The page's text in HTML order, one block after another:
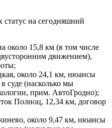
на сегодняшний
около 15,8 км (в том числе
движением),
около 24,1 км, нюансы
суде (насколько мы
прим. АвтоГродно);
Полноц, 12,34 км, договор
около 9,47 км, нюансы